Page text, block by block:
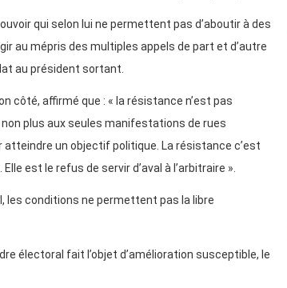
qui selon lui ne permettent pas d’aboutir à des
au mépris des multiples appels de part et d’autre
au président sortant.
côté, affirmé que : « la résistance n’est pas
plus aux seules manifestations de rues
un objectif politique. La résistance c’est
est le refus de servir d’aval à l’arbitraire ».
les conditions ne permettent pas la libre
électoral fait l’objet d’amélioration susceptible, le